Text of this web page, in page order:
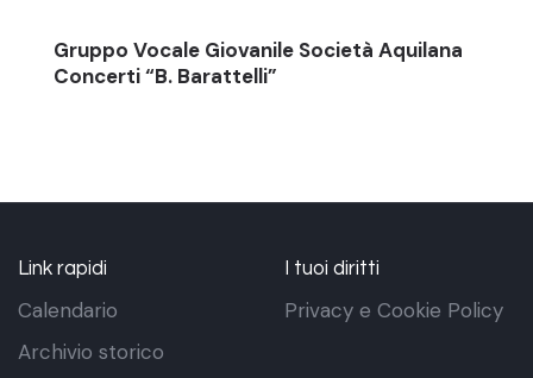
Gruppo Vocale Giovanile Società Aquilana
Concerti “B. Barattelli”
Link rapidi
Calendario
Archivio storico
I tuoi diritti
Privacy e Cookie Policy